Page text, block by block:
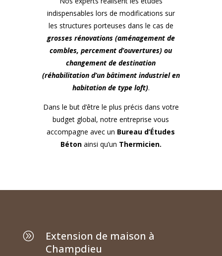
indispensables lors de modifications sur
les structures porteuses dans le cas de
grosses rénovations (aménagement de
combles, percement d’ouvertures) ou
changement de destination
(réhabilitation d’un bâtiment industriel en
habitation de type loft).
Dans le but d’être le plus précis dans votre
budget global, notre entreprise vous
accompagne avec un Bureau d’Études
Bétonainsi qu’un Thermicien.
A
Extension de maison à
Champdieu